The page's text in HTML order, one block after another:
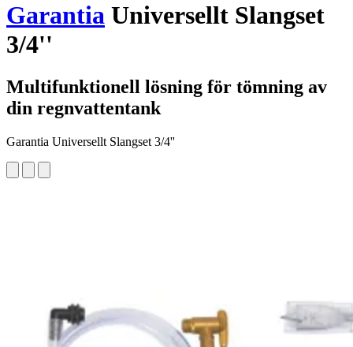
Garantia Universellt Slangset
3/4''
Multifunktionell lösning för tömning av
din regnvattentank
Garantia Universellt Slangset 3/4''